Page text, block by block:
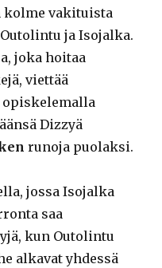
kolme vakituista
ja Isojalka.
joka hoitaa
viettää
opiskelemalla
Dizzyä
runoja puolaksi.
jossa Isojalka
saa
kun Outolintu
alkavat yhdessä